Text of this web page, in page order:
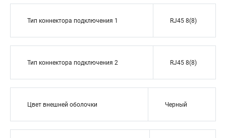
Тип коннектора подключения 1 RJ45 8(8)
Тип коннектора подключения 2 RJ45 8(8)
Цвет внешней оболочки Черный